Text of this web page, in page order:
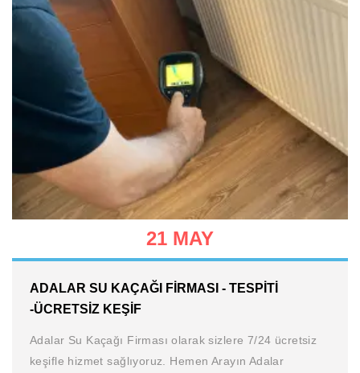
21 MAY
ADALAR SU KAÇAĞI FIRMASI - TESPITI
-ÜCRETSIZ KEŞIF
Adalar Su Kaçağı Firması olarak sizlere 7/24 ücretsiz
keşifle hizmet sağlıyoruz. Hemen Arayın Adalar